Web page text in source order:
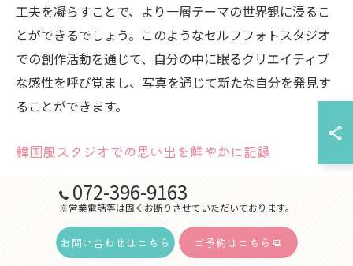
工夫を凝らすことで、より一層テーマの世界観に浸るこ
とができるでしょう。このようなセルフフォトスタジオ
での創作活動を通じて、自分の中に眠るクリエイティブ
な感性を呼び覚まし、写真を通じて新たな自分を発見す
ることができます。
韓国風スタジオでの思い出を鮮やかに記録
韓国風セルフフォトスタジオでは、思い出を鮮やかに記
録することができます。スタジオ内で提供される多彩な
背景や小道具を活用することで、まるで韓国の街角にい
るような雰囲気を作り出すことが可能です。この特別な
072-396-9163
※営業電話等は固くお断りさせていただいております。
お問い合わせはこちら ご予約はこちら